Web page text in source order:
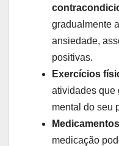
gradualmente
ansiedade,
positivas.
Exercícios
atividades que
mental do seu
medicação